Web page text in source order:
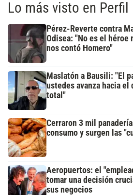
Lo más visto en Perfil
Pérez-Reverte contra
Odisea: "No es el héroe
nos contó Homero"
Maslatón a Bausili: "El
ustedes avanza hacia
total"
Cerraron 3 mil
consumo y surgen las
Aeropuertos: el
tomar una decisión
sus negocios